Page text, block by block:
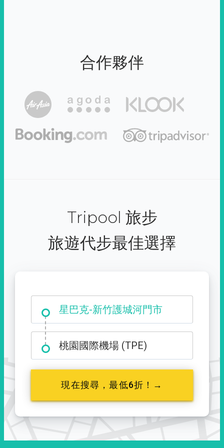
合作夥伴
Tripool 旅步
旅遊代步最佳選擇
星巴克-新竹護城河門市
大霸尖山登山口
桃園國際機場 (TPE)
現在搜尋，最低6折！→